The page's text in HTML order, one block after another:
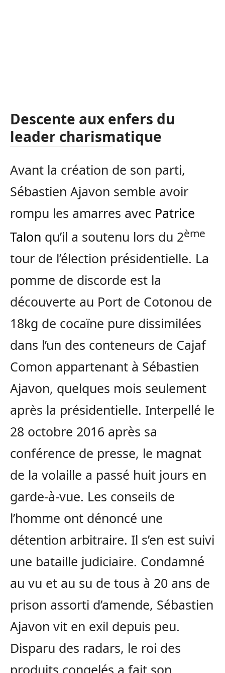
Descente aux enfers du
leader charismatique
Avant la création de son parti,
Sébastien Ajavon semble avoir
rompu les amarres avec Patrice
Talon qu’il a soutenu lors du 2ème
tour de l’élection présidentielle. La
pomme de discorde est la
découverte au Port de Cotonou de
18kg de cocaïne pure dissimilées
dans l’un des conteneurs de Cajaf
Comon appartenant à Sébastien
Ajavon, quelques mois seulement
après la présidentielle. Interpellé le
28 octobre 2016 après sa
conférence de presse, le magnat
de la volaille a passé huit jours en
garde-à-vue. Les conseils de
l’homme ont dénoncé une
détention arbitraire. Il s’en est suivi
une bataille judiciaire. Condamné
au vu et au su de tous à 20 ans de
prison assorti d’amende, Sébastien
Ajavon vit en exil depuis peu.
Disparu des radars, le roi des